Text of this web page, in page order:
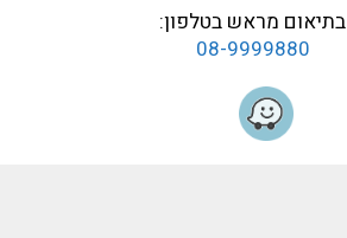
בתיאום מראש בטלפון:
08-9999880